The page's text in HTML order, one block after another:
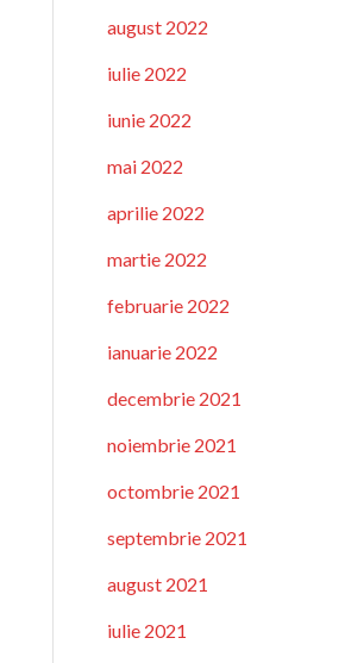
august 2022
iulie 2022
iunie 2022
mai 2022
aprilie 2022
martie 2022
februarie 2022
ianuarie 2022
decembrie 2021
noiembrie 2021
octombrie 2021
septembrie 2021
august 2021
iulie 2021